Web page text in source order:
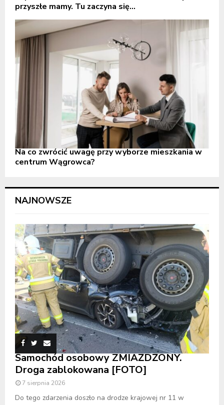
przyszłe mamy. Tu zaczyna się...
Na co zwrócić uwagę przy wyborze mieszkania w
centrum Wągrowca?
NAJNOWSZE
Samochód osobowy ZMIAŻDŻONY.
Droga zablokowana [FOTO]
7 sierpnia 2026
Do tego zdarzenia doszło na drodze krajowej nr 11 w